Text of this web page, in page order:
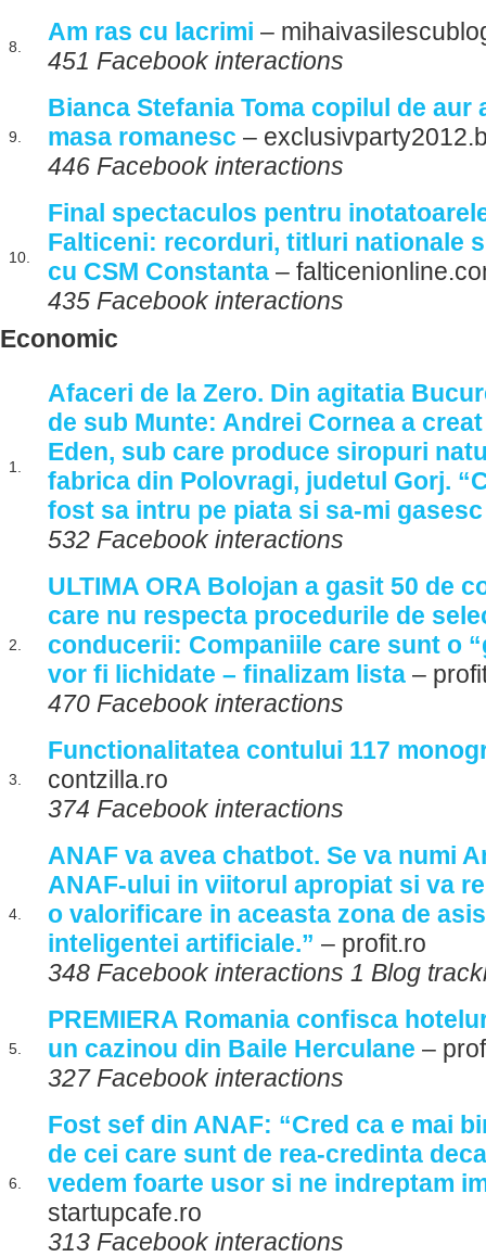
8.
Am ras cu lacrimi –
451 Facebook interactions
9.
Bianca Stefania Toma copilul de aur
masa romanesc –
446 Facebook interactions
10.
Final spectaculos pentru
Falticeni: recorduri, titluri nationale
cu CSM Constanta –
435 Facebook interactions
Economic
1.
Afaceri de la Zero. Din agitatia
de sub Munte: Andrei Cornea a
Eden, sub care produce siropuri
fabrica din Polovragi, judetul Gorj.
fost sa intru pe piata si sa-mi
532 Facebook interactions
2.
ULTIMA ORA Bolojan a gasit 50 de
care nu respecta procedurile de
conducerii: Companiile care sunt o
vor fi lichidate – finalizam lista –
470 Facebook interactions
3.
Functionalitatea contului 117
contzilla.ro
374 Facebook interactions
4.
ANAF va avea chatbot. Se va numi
ANAF-ului in viitorul apropiat si va
o valorificare in aceasta zona de
inteligentei artificiale.” – profit.ro
348 Facebook interactions 1 Blog
5.
PREMIERA Romania confisca
un cazinou din Baile Herculane –
327 Facebook interactions
6.
Fost sef din ANAF: “Cred ca e mai
de cei care sunt de rea-credinta
vedem foarte usor si ne indreptam
startupcafe.ro
313 Facebook interactions